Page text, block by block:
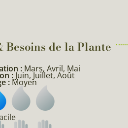
Besoins de la Plante​
: Mars, Avril, Mai
: Juin, Juillet, Août
: Moyen